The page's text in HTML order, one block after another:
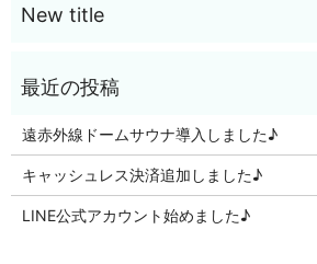
遠赤外線ドームサウナ導入しました♪
キャッシュレス決済追加しました♪
LINE公式アカウント始めました♪